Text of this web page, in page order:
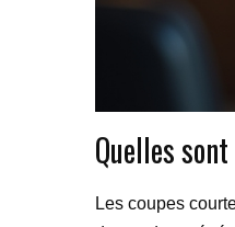
Quelles
Les coupes